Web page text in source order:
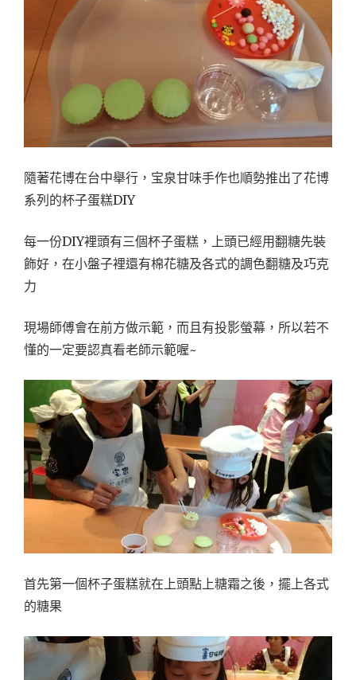
隨著花博在台中舉行，宝泉甘味手作也順勢推出了花博
系列的杯子蛋糕DIY
每一份DIY裡頭有三個杯子蛋糕，上頭已經用翻糖先裝
飾好，在小盤子裡還有棉花糖及各式的調色翻糖及巧克
力
現場師傅會在前方做示範，而且有投影螢幕，所以若不
懂的一定要認真看老師示範喔~
首先第一個杯子蛋糕就在上頭點上糖霜之後，擺上各式
的糖果